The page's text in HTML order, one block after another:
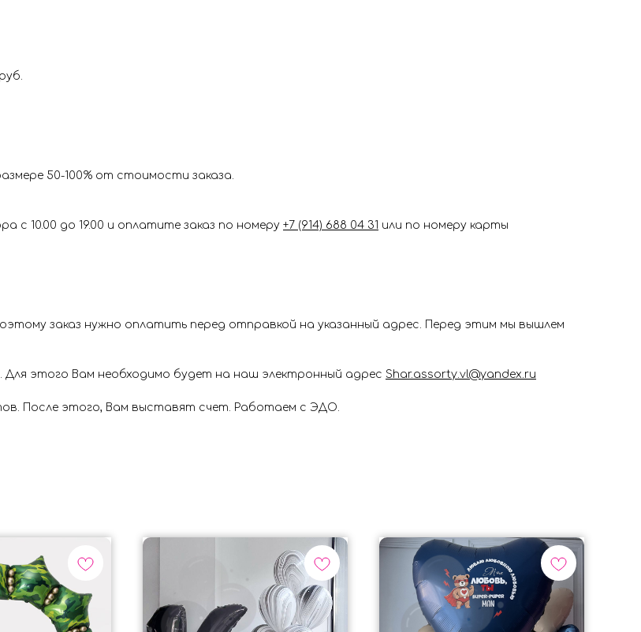
50-100% от стоимости заказа.
с 10.00 до 19.00 и оплатите заказ по номеру +7 (914) 688 04 31 или по номеру карты
заказ нужно оплатить перед отправкой на указанный адрес. Перед этим мы вышлем
этого Вам необходимо будет на наш электронный адрес Shar.assorty.vl@yandex.ru
После этого, Вам выставят счет. Работаем с ЭДО.